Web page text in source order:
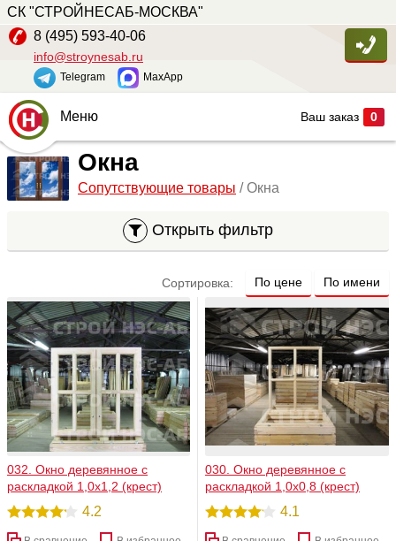
СК "СТРОЙНЕСАБ-МОСКВА"
8 (495) 593-40-06
info@stroynesab.ru
Telegram MaxApp
Ваш заказ 0
Главная
Каталог
Наши работы
Сопутствующие товары
О компании
Контакты
Меню
Окна
Сопутствующие товары / Окна
Открыть фильтр
Сортировка: По цене По имени
032. Окно деревянное с
раскладкой 1,0х1,2 (крест)
4.2
030. Окно деревянное с
раскладкой 1,0х0,8 (крест)
4.1